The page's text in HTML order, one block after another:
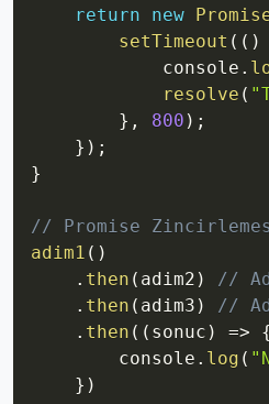
return
new
setTimeout ( ( )
            console
.
resolve (
} , 800 ) ;
} ) ;
}
// Promise
adim1 ( )
. then ( adim2 )
//
. then ( adim3 )
//
. then ( ( sonuc ) =>
{
        console
. log (
} )